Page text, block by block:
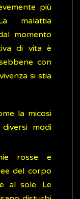
più
malattia
momento
di vita è
con
si stia
la micosi
modi
rosse e
del corpo
al sole. Le